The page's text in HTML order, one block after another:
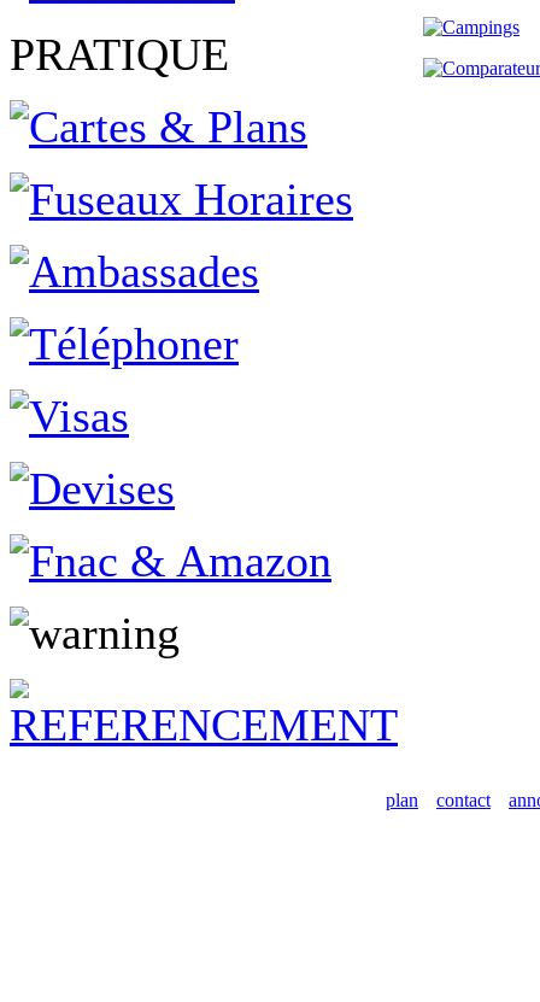
PRATIQUE
plan contact